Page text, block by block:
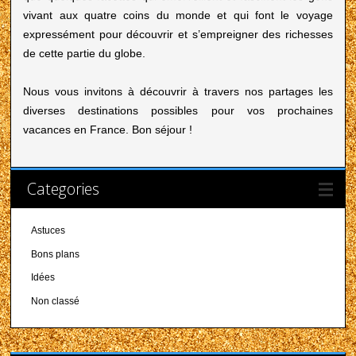
vivant aux quatre coins du monde et qui font le voyage
expressément pour découvrir et s’empreigner des richesses
de cette partie du globe.
Nous vous invitons à découvrir à travers nos partages les
diverses destinations possibles pour vos prochaines
vacances en France. Bon séjour !
Categories
Astuces
Bons plans
Idées
Non classé